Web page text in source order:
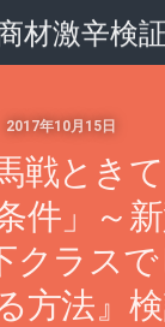
材激辛検
2017年10月15日
戦とき
件」～
クラス
方法』